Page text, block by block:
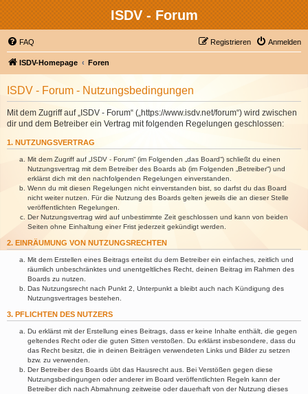
ISDV - Forum
FAQ Anmelden
Registrieren
ISDV-Homepage Foren
ISDV - Forum - Nutzungsbedingungen
Mit dem Zugriff auf „ISDV - Forum“ („https://www.isdv.net/forum“) wird zwischen
dir und dem Betreiber ein Vertrag mit folgenden Regelungen geschlossen:
1. NUTZUNGSVERTRAG
Mit dem Zugriff auf „ISDV - Forum“ (im Folgenden „das Board“) schließt du einen
Nutzungsvertrag mit dem Betreiber des Boards ab (im Folgenden „Betreiber“) und
erklärst dich mit den nachfolgenden Regelungen einverstanden.
Wenn du mit diesen Regelungen nicht einverstanden bist, so darfst du das Board
nicht weiter nutzen. Für die Nutzung des Boards gelten jeweils die an dieser Stelle
veröffentlichten Regelungen.
Der Nutzungsvertrag wird auf unbestimmte Zeit geschlossen und kann von beiden
Seiten ohne Einhaltung einer Frist jederzeit gekündigt werden.
2. EINRÄUMUNG VON NUTZUNGSRECHTEN
Mit dem Erstellen eines Beitrags erteilst du dem Betreiber ein einfaches, zeitlich und
räumlich unbeschränktes und unentgeltliches Recht, deinen Beitrag im Rahmen des
Boards zu nutzen.
Das Nutzungsrecht nach Punkt 2, Unterpunkt a bleibt auch nach Kündigung des
Nutzungsvertrages bestehen.
3. PFLICHTEN DES NUTZERS
Du erklärst mit der Erstellung eines Beitrags, dass er keine Inhalte enthält, die gegen
geltendes Recht oder die guten Sitten verstoßen. Du erklärst insbesondere, dass du
das Recht besitzt, die in deinen Beiträgen verwendeten Links und Bilder zu setzen
bzw. zu verwenden.
Der Betreiber des Boards übt das Hausrecht aus. Bei Verstößen gegen diese
Nutzungsbedingungen oder anderer im Board veröffentlichten Regeln kann der
Betreiber dich nach Abmahnung zeitweise oder dauerhaft von der Nutzung dieses